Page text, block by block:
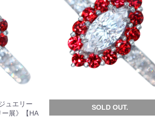
ュエリー
展》【HA
SOLD OUT.